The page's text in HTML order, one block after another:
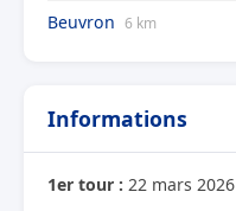
Beuvron 6 km
Informations
1er tour : 22 mars 2026